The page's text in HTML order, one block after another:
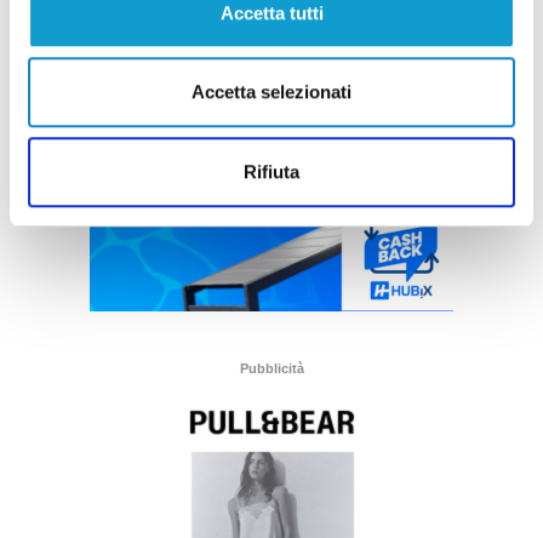
Accetta tutti
Accetta selezionati
Rifiuta
Pubblicità